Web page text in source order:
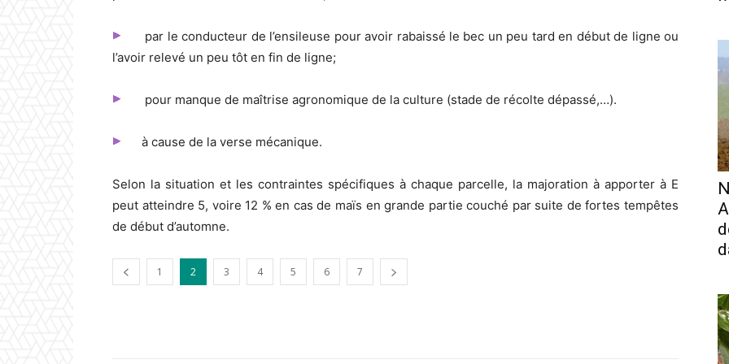
par le conducteur de l’ensileuse pour avoir rabaissé le bec un peu tard en début de ligne ou
l’avoir relevé un peu tôt en fin de ligne;
pour manque de maîtrise agronomique de la culture (stade de récolte dépassé,…).
à cause de la verse mécanique.
Selon la situation et les contraintes spécifiques à chaque parcelle, la majoration à apporter à E
peut atteindre 5, voire 12 % en cas de maïs en grande partie couché par suite de fortes tempêtes
de début d’automne.
1 2 3 4 5 6 7